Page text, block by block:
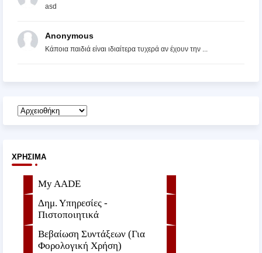
asd
Anonymous
Κάποια παιδιά είναι ιδιαίτερα τυχερά αν έχουν την ...
ΧΡΉΣΙΜΑ
My AADE
Δημ. Υπηρεσίες -
Πιστοποιητικά
Βεβαίωση Συντάξεων (Για
Φορολογική Χρήση)